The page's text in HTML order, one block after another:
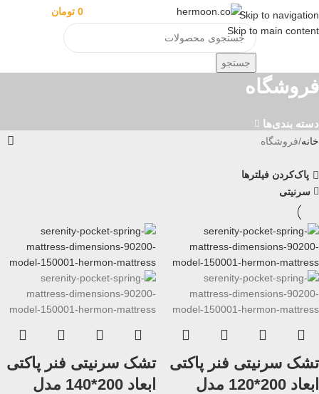
Skip to navigation
Skip to main content
منو 0 تومان
جستجو
فروشگاه
دسته بندی‌ها
خانه فروشگاه
پاک‌کردن فیلترها
سرنیتی
تشک سرنیتی فنر پاکتی
ابعاد 200*120 مدل
تشک سرنیتی فنر پاکتی
ابعاد 200*140 مدل